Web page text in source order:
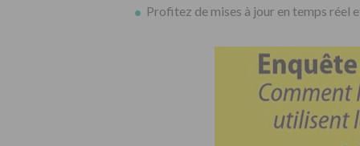
Profitez de mises à jour en temps réel